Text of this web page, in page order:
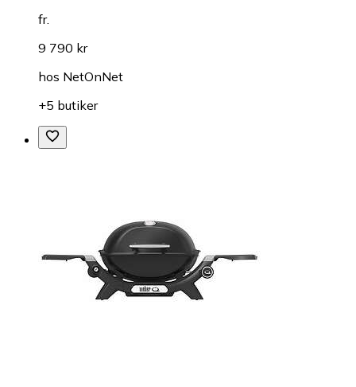
fr.
9 790 kr
hos NetOnNet
+5 butiker